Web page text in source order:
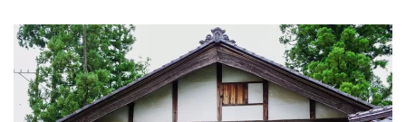
新
日
時
: